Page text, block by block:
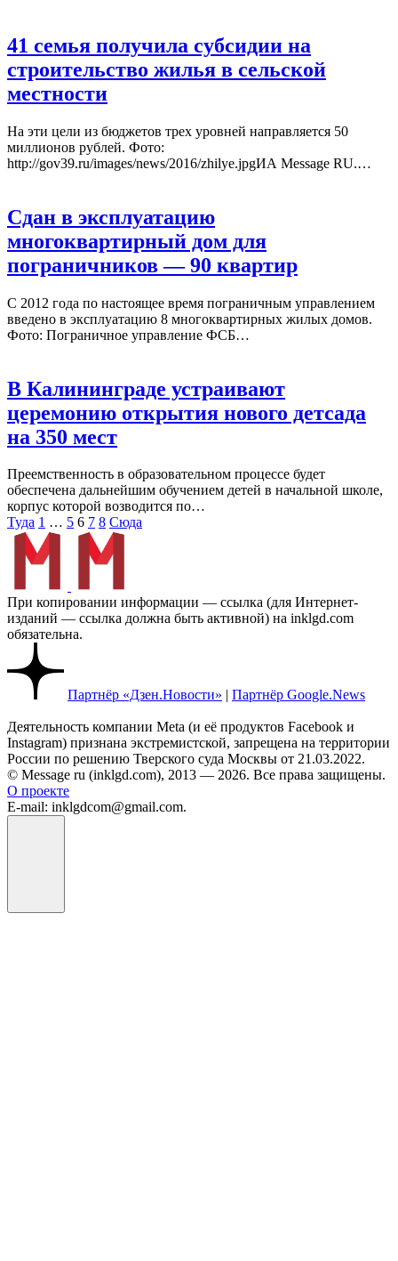
41 семья получила субсидии на
строительство жилья в сельской
местности
На эти цели из бюджетов трех уровней направляется 50
миллионов рублей. Фото:
http://gov39.ru/images/news/2016/zhilye.jpgИА Message RU.…
Сдан в эксплуатацию
многоквартирный дом для
пограничников — 90 квартир
С 2012 года по настоящее время пограничным управлением
введено в эксплуатацию 8 многоквартирных жилых домов.
Фото: Пограничное управление ФСБ…
В Калининграде устраивают
церемонию открытия нового детсада
на 350 мест
Преемственность в образовательном процессе будет
обеспечена дальнейшим обучением детей в начальной школе,
корпус которой возводится по…
Пагинация
записей
Туда 1 … 5 6 7 8 Сюда
При копировании информации — ссылка (для Интернет-
изданий — ссылка должна быть активной) на inklgd.com
обязательна.
Партнёр «Дзен.Новости» | Партнёр Google.News
Деятельность компании Meta (и её продуктов Facebook и
Instagram) признана экстремистской, запрещена на территории
России по решению Тверского суда Москвы от 21.03.2022.
© Message ru (inklgd.com), 2013 — 2026. Все права защищены.
О проекте
E-mail: inklgdcom@gmail.com.